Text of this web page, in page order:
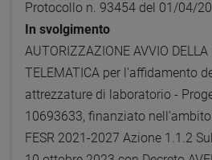
Protocollo n. 93454 del 01/04/
In svolgimento
AUTORIZZAZIONE AVVIO DELLA
TELEMATICA per l’affidamento
attrezzature di laboratorio -
10693633, finanziato
FESR 2021-2027 Azione 1.1.2